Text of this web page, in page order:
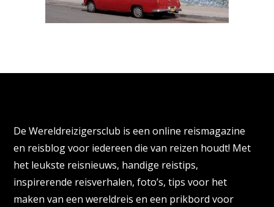
De Wereldreizigersclub is een online reismagazine
en reisblog voor iedereen die van reizen houdt! Met
het leukste reisnieuws, handige reistips,
inspirerende reisverhalen, foto’s, tips voor het
maken van een wereldreis en een prikbord voor